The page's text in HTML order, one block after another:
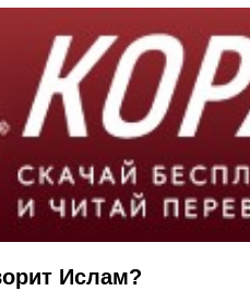
Ислам?